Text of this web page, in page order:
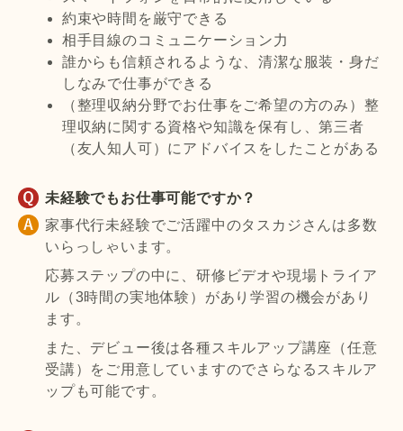
約束や時間を厳守できる
相手目線のコミュニケーション力
誰からも信頼されるような、清潔な服装・身だ
しなみで仕事ができる
（整理収納分野でお仕事をご希望の方のみ）整
理収納に関する資格や知識を保有し、第三者
（友人知人可）にアドバイスをしたことがある
未経験でもお仕事可能ですか？
家事代行未経験でご活躍中のタスカジさんは多数
いらっしゃいます。
応募ステップの中に、研修ビデオや現場トライア
ル（3時間の実地体験）があり学習の機会があり
ます。
また、デビュー後は各種スキルアップ講座（任意
受講）をご用意していますのでさらなるスキルア
ップも可能です。